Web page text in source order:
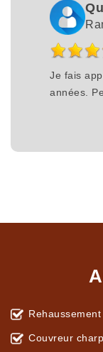
Je fais
années.
Couvreur